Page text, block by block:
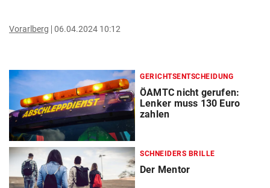
Vorarlberg 06.04.2024 10:12
GERICHTSENTSCHEIDUNG
ÖAMTC nicht gerufen:
Lenker muss 130 Euro
zahlen
SCHNEIDERS BRILLE
Der Mentor